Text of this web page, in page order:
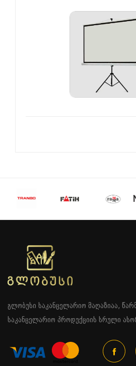
გლობუსი საკანცელარიო მაღაზიაა,
საკანცელარიო პროდუქციის სრული